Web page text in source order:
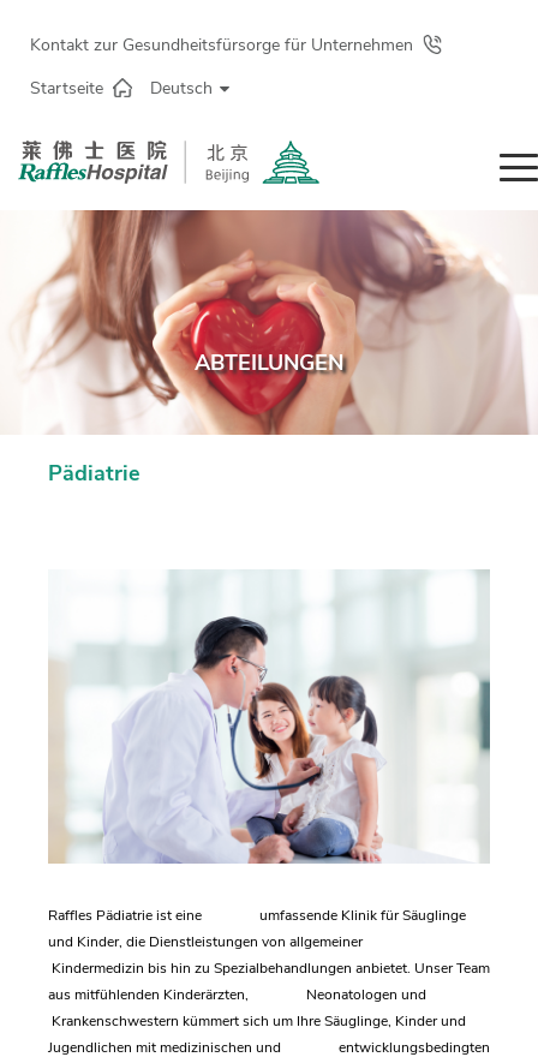
Kontakt zur Gesundheitsfürsorge für Unternehmen
Startseite
Deutsch
ABTEILUNGEN
Pädiatrie
Raffles Pädiatrie ist eine umfassende Klinik für Säuglinge
und Kinder, die Dienstleistungen von allgemeiner
Kindermedizin bis hin zu Spezialbehandlungen anbietet. Unser Team
aus mitfühlenden Kinderärzten, Neonatologen und
Krankenschwestern kümmert sich um Ihre Säuglinge, Kinder und
Jugendlichen mit medizinischen und entwicklungsbedingten